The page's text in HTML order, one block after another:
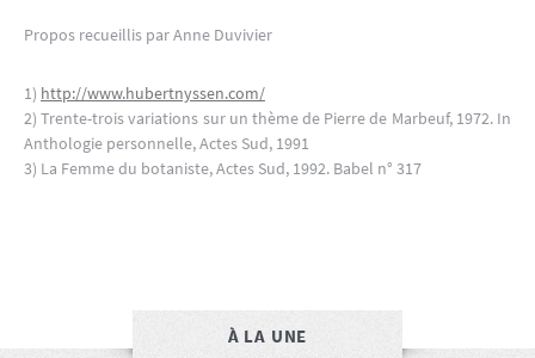
Propos recueillis par Anne Duvivier
1) http://www.hubertnyssen.com/
2) Trente-trois variations sur un thème de Pierre de Marbeuf, 1972. In
Anthologie personnelle, Actes Sud, 1991
3) La Femme du botaniste, Actes Sud, 1992. Babel n° 317
À LA UNE